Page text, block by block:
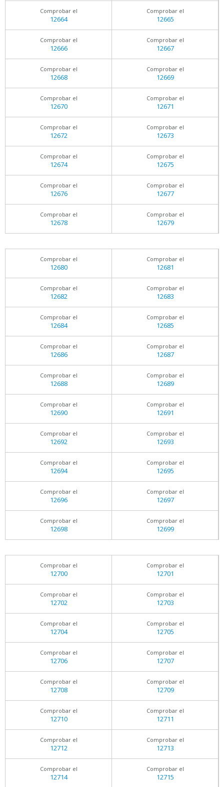
Comprobar el
12664
Comprobar el
12665
Comprobar el
12666
Comprobar el
12667
Comprobar el
12668
Comprobar el
12669
Comprobar el
12670
Comprobar el
12671
Comprobar el
12672
Comprobar el
12673
Comprobar el
12674
Comprobar el
12675
Comprobar el
12676
Comprobar el
12677
Comprobar el
12678
Comprobar el
12679
Comprobar el
12680
Comprobar el
12681
Comprobar el
12682
Comprobar el
12683
Comprobar el
12684
Comprobar el
12685
Comprobar el
12686
Comprobar el
12687
Comprobar el
12688
Comprobar el
12689
Comprobar el
12690
Comprobar el
12691
Comprobar el
12692
Comprobar el
12693
Comprobar el
12694
Comprobar el
12695
Comprobar el
12696
Comprobar el
12697
Comprobar el
12698
Comprobar el
12699
Comprobar el
12700
Comprobar el
12701
Comprobar el
12702
Comprobar el
12703
Comprobar el
12704
Comprobar el
12705
Comprobar el
12706
Comprobar el
12707
Comprobar el
12708
Comprobar el
12709
Comprobar el
12710
Comprobar el
12711
Comprobar el
12712
Comprobar el
12713
Comprobar el
12714
Comprobar el
12715